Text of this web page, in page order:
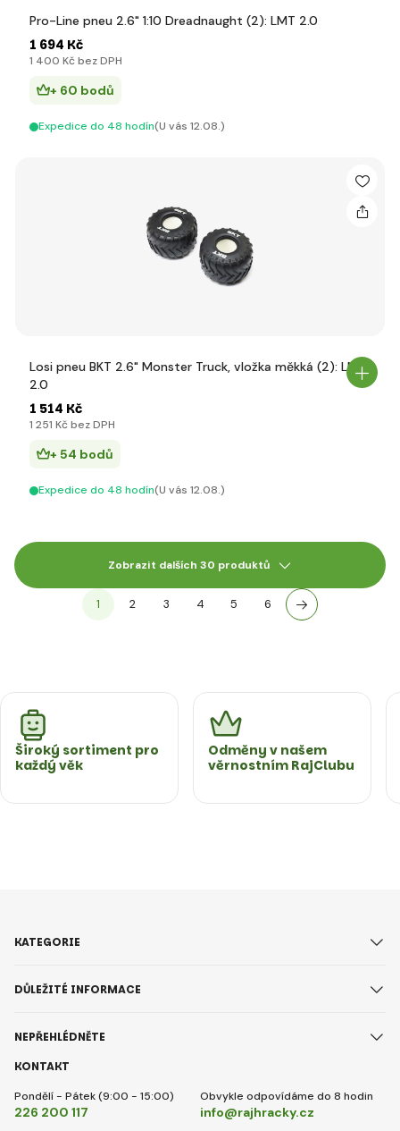
Pro-Line pneu 2.6" 1:10 Dreadnaught (2): LMT 2.0
1 694 Kč
1 400 Kč bez DPH
+ 60 bodů
Expedice do 48 hodín(U vás 12.08.)
Losi pneu BKT 2.6" Monster Truck, vložka měkká (2): LMT
2.0
1 514 Kč
1 251 Kč bez DPH
+ 54 bodů
Expedice do 48 hodín(U vás 12.08.)
Zobrazit dalších 30 produktů
1 2 3 4 5 6
Široký sortiment pro
každý věk
Odměny v našem
věrnostním RajClubu
KONTAKT
Pondělí - Pátek (9:00 - 15:00)
226 200 117
Obvykle odpovídáme do 8 hodin
info@rajhracky.cz
KATEGORIE
DŮLEŽITÉ INFORMACE
NEPŘEHLÉDNĚTE